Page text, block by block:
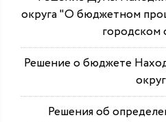
округа "О бюджетном
городском
Решение о бюджете
Решения об